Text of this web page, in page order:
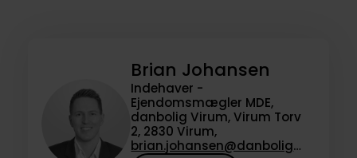
Brian Johansen
Indehaver -
Ejendomsmægler MDE,
danbolig Virum, Virum Torv
2, 2830 Virum,
brian.johansen@danbolig.dk